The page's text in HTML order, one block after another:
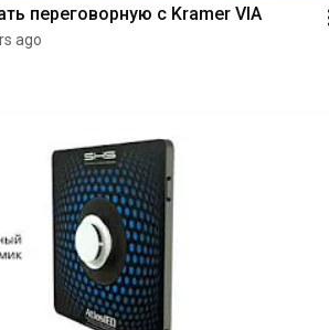
переговорную c Kramer VIA
ago